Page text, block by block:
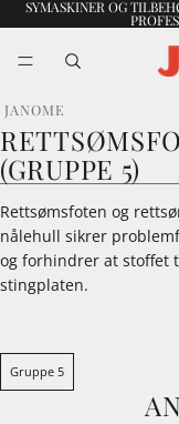
SYMASKINER OG
JANOME
(GRUPPE 5)
Rettsømsfoten og
nålehull sikrer
og forhindrer at stoffet
stingplaten.
Gruppe 5